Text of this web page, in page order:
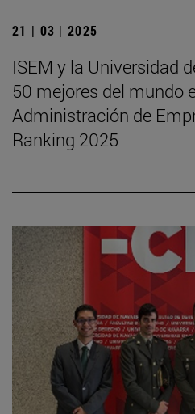
21 | 03 | 2025
ISEM y la Universidad
50 mejores del mundo
Administración de
Ranking 2025